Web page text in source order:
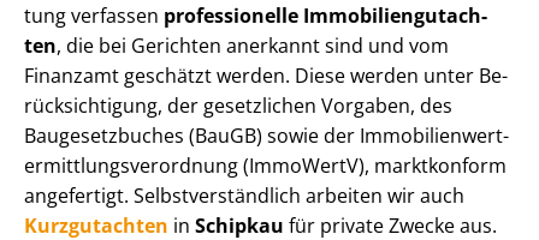
tung verfassen professionelle Im­mo­bi­li­en­gut­ach­
ten, die bei Gerichten anerkannt sind und vom
Finanzamt geschätzt werden. Diese werden unter Be­
rück­sich­ti­gung, der gesetzlichen Vorgaben, des
Baugesetzbuches (BauGB) sowie der Im­mo­bi­li­en­wert­
ermitt­lungs­ver­ord­nung (ImmoWertV), marktkonform
angefertigt. Selbst­ver­ständ­lich arbeiten wir auch
Kurzgutachten in Schipkau für private Zwecke aus.